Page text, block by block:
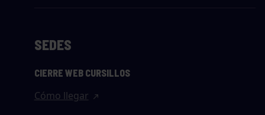
SEDES
CIERRE WEB CURSILLOS
Cómo llegar